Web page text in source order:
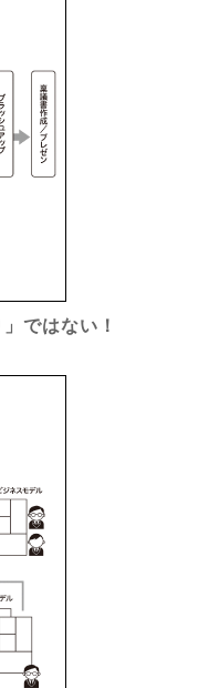
ではない！